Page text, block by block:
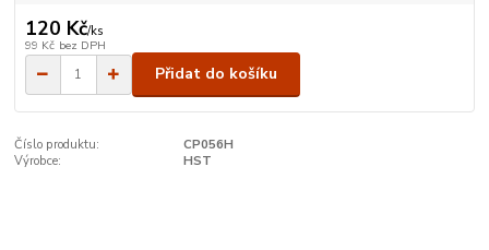
120 Kč/ks
99 Kč bez DPH
Přidat do košíku
Číslo produktu:
CP056H
Výrobce:
HST